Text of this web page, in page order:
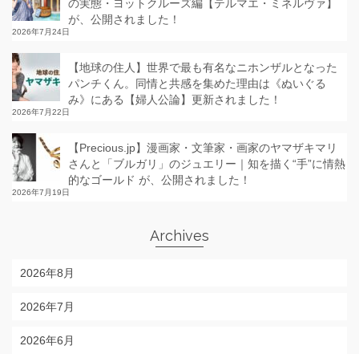
の実態・ヨットクルーズ編【テルマエ・ミネルヴァ】
が、公開されました！
2026年7月24日
【地球の住人】世界で最も有名なニホンザルとなった
パンチくん。同情と共感を集めた理由は《ぬいぐる
み》にある【婦人公論】更新されました！
2026年7月22日
【Precious.jp】漫画家・文筆家・画家のヤマザキマリ
さんと「ブルガリ」のジュエリー｜知を描く“手”に情熱
的なゴールド が、公開されました！
2026年7月19日
Archives
2026年8月
2026年7月
2026年6月